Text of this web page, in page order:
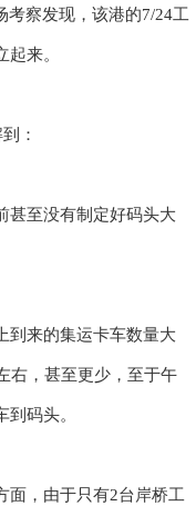
考察发现，该港的7/24工
来。
：
甚至没有制定好码头大
到来的集运卡车数量大
右，甚至更少，至于午
码头。
面，由于只有2台岸桥工